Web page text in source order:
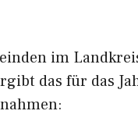
im
das für das